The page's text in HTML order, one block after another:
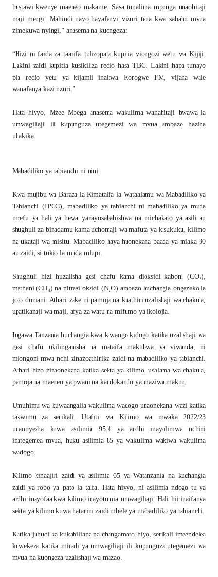
hustawi kwenye maeneo makame. Sasa tunalima mpunga unaohitaji
maji mengi. Mahindi nayo hayafanyi vizuri tena kwa sababu mvua
zimekuwa nyingi,” anasema na kuongeza:
“Hizi ni faida za taarifa tulizopata kupitia viongozi wetu wa Kijiji.
Lakini zaidi kupitia kusikiliza redio hasa TBC. Lakini hapa tunayo
pia redio yetu ya kijamii inaitwa Korogwe FM, vijana wale
wanafanya kazi nzuri.”
Hata hivyo, Mzee Mbega anasema wakulima wanahitaji bwawa la
umwagiliaji ili kupunguza utegemezi wa mvua ambazo hazina
uhakika.
Mabadiliko ya tabianchi ni nini
Kwa mujibu wa Baraza la Kimataifa la Wataalamu wa Mabadiliko ya
Tabianchi (IPCC), mabadiliko ya tabianchi ni mabadiliko ya muda
mrefu ya hali ya hewa yanayosababishwa na michakato ya asili au
shughuli za binadamu kama uchomaji wa mafuta ya kisukuku, kilimo
na ukataji wa misitu. Mabadiliko haya huonekana baada ya miaka 30
au zaidi, si tukio la muda mfupi.
Shughuli hizi huzalisha gesi chafu kama dioksidi kaboni (CO₂),
methani (CH₄) na nitrasi oksidi (N₂O) ambazo huchangia ongezeko la
joto duniani. Athari zake ni pamoja na kuathiri uzalishaji wa chakula,
upatikanaji wa maji, afya za watu na mifumo ya ikolojia.
Ingawa Tanzania huchangia kwa kiwango kidogo katika uzalishaji wa
gesi chafu ukilinganisha na mataifa makubwa ya viwanda, ni
miongoni mwa nchi zinazoathirika zaidi na mabadiliko ya tabianchi.
Athari hizo zinaonekana katika sekta ya kilimo, usalama wa chakula,
pamoja na maeneo ya pwani na kandokando ya maziwa makuu.
Umuhimu wa kuwaangalia wakulima wadogo unaonekana wazi katika
takwimu za serikali. Utafiti wa Kilimo wa mwaka 2022/23
unaonyesha kuwa asilimia 95.4 ya ardhi inayolimwa nchini
inategemea mvua, huku asilimia 85 ya wakulima wakiwa wakulima
wadogo.
Kilimo kinaajiri zaidi ya asilimia 65 ya Watanzania na kuchangia
zaidi ya robo ya pato la taifa. Hata hivyo, ni asilimia ndogo tu ya
ardhi inayofaa kwa kilimo inayotumia umwagiliaji. Hali hii inaifanya
sekta ya kilimo kuwa hatarini zaidi mbele ya mabadiliko ya tabianchi.
Katika juhudi za kukabiliana na changamoto hiyo, serikali imeendelea
kuwekeza katika miradi ya umwagiliaji ili kupunguza utegemezi wa
mvua na kuongeza uzalishaji wa mazao.